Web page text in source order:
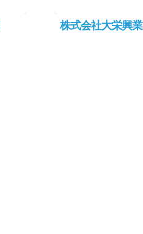
株式会社大栄興業